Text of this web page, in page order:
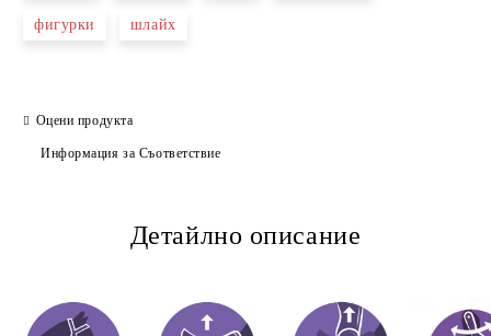
фигурки шлайх
Оцени продукта
Информация за Съответствие
Детайлно описание